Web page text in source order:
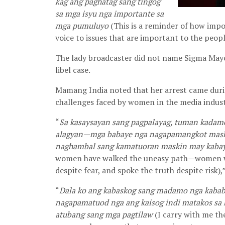
sa mga isyu nga importante sa
mga pumuluyo(This is a reminder of how
voice to issues that are important to the
The lady broadcaster did not name Sigma
libel case.
Mamang India noted that her arrest came
challenges faced by women in the media
“Sa kasaysayan sang pagpalayag, tuman
alagyan—mga babaye nga nagapamangkot
naghambal sang kamatuoran maskin may
women have walked the uneasy
despite fear, and spoke the truth despite
“Dala ko ang kabaskog sang madamo nga
nagapamatuod nga ang kaisog indi matakos
atubang sang mga pagtilaw(I carry with me